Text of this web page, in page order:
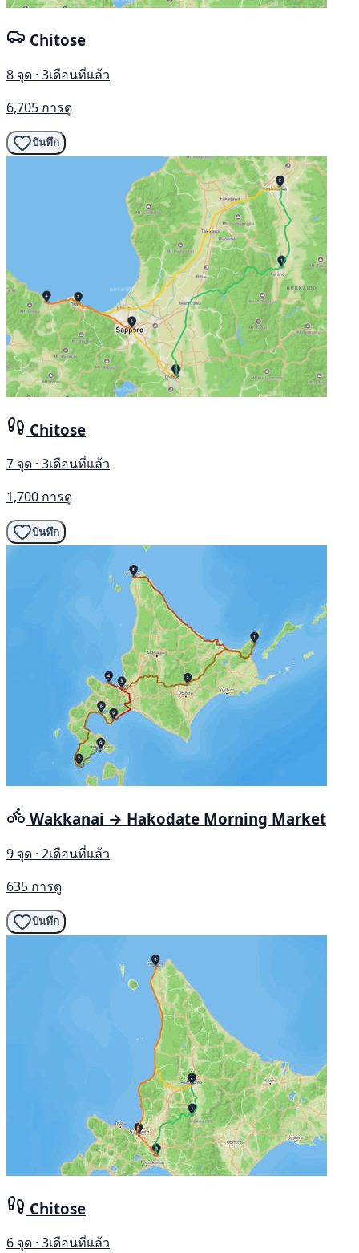
Chitose
8 จุด · 3เดือนที่แล้ว
6,705 การดู
บันทึก
Chitose
7 จุด · 3เดือนที่แล้ว
1,700 การดู
บันทึก
Wakkanai → Hakodate Morning Market
9 จุด · 2เดือนที่แล้ว
635 การดู
บันทึก
Chitose
6 จุด · 3เดือนที่แล้ว